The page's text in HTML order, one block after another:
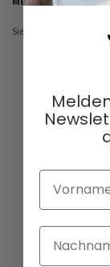
Sie haben keine Artikel
Vorname
Nachname